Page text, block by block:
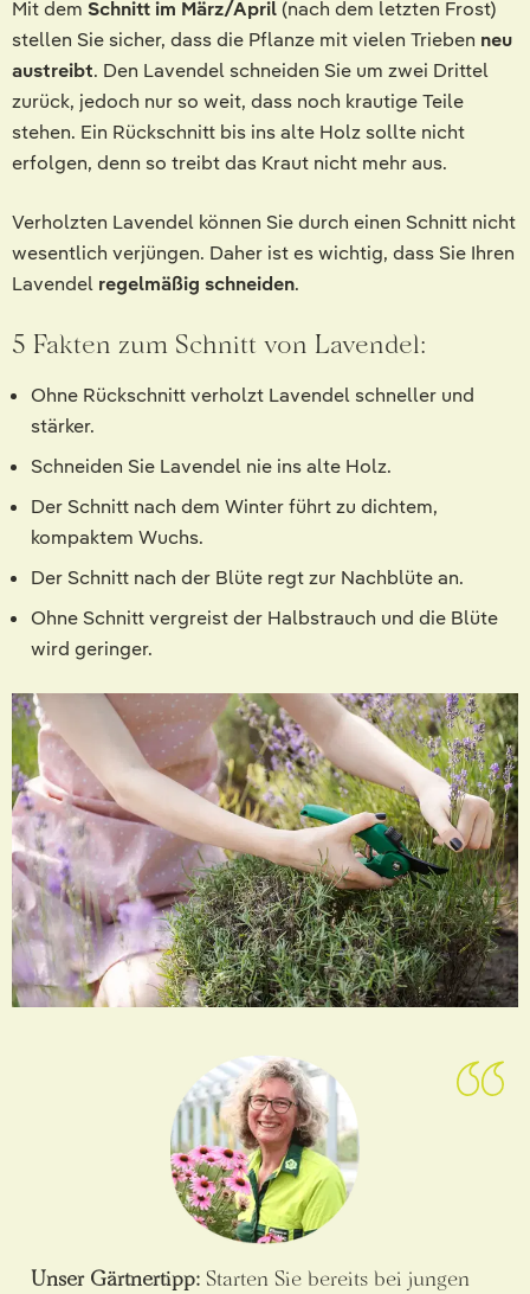
Mit dem Schnitt im März/April(nach dem letzten Frost)
stellen Sie sicher, dass die Pflanze mit vielen Trieben neu
austreibt. Den Lavendel schneiden Sie um zwei Drittel
zurück, jedoch nur so weit, dass noch krautige Teile
stehen. Ein Rückschnitt bis ins alte Holz sollte nicht
erfolgen, denn so treibt das Kraut nicht mehr aus.
Verholzten Lavendel können Sie durch einen Schnitt nicht
wesentlich verjüngen. Daher ist es wichtig, dass Sie Ihren
Lavendel regelmäßig schneiden.
5 Fakten zum Schnitt von Lavendel:
Ohne Rückschnitt verholzt Lavendel schneller und
stärker.
Schneiden Sie Lavendel nie ins alte Holz.
Der Schnitt nach dem Winter führt zu dichtem,
kompaktem Wuchs.
Der Schnitt nach der Blüte regt zur Nachblüte an.
Ohne Schnitt vergreist der Halbstrauch und die Blüte
wird geringer.
Unser Gärtnertipp: Starten Sie bereits bei jungen